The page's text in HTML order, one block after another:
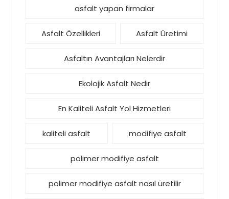
asfalt yapan firmalar
Asfalt Özellikleri Asfalt Üretimi
Asfaltın Avantajları Nelerdir
Ekolojik Asfalt Nedir
En Kaliteli Asfalt Yol Hizmetleri
kaliteli asfalt modifiye asfalt
polimer modifiye asfalt
polimer modifiye asfalt nasıl üretilir